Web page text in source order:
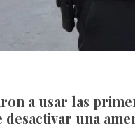
a usar las
una